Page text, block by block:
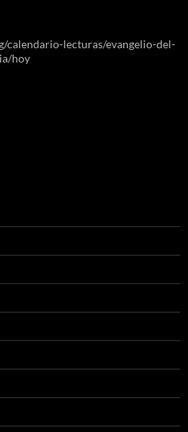
calendario-lecturas/evangelio-del-
hoy